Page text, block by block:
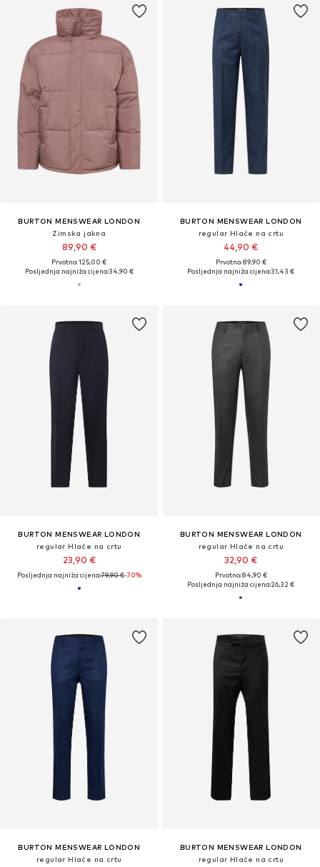
BURTON MENSWEAR LONDON
Zimska jakna
89,90 €
Prvotno: 125,00 €
Posljednja najniža cijena:34,90 €
BURTON MENSWEAR LONDON
regular Hlače na crtu
44,90 €
Prvotno: 89,90 €
Posljednja najniža cijena:31,43 €
BURTON MENSWEAR LONDON
regular Hlače na crtu
23,90 €
Posljednja najniža cijena:79,90 €-70%
BURTON MENSWEAR LONDON
regular Hlače na crtu
32,90 €
Prvotno: 84,90 €
Posljednja najniža cijena:26,32 €
BURTON MENSWEAR LONDON
regular Hlače na crtu
BURTON MENSWEAR LONDON
regular Hlače na crtu